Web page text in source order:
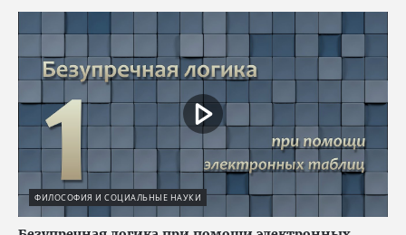
ФИЛОСОФИЯ И СОЦИАЛЬНЫЕ НАУКИ